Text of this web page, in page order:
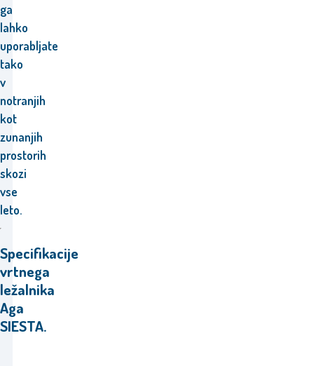
ga
lahko
uporabljate
tako
v
notranjih
kot
zunanjih
prostorih
skozi
vse
leto.
Specifikacije
vrtnega
ležalnika
Aga
SIESTA.